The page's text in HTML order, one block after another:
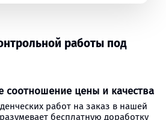
работы под
соотношение цены и качества
работ на заказ в нашей
бесплатную доработку